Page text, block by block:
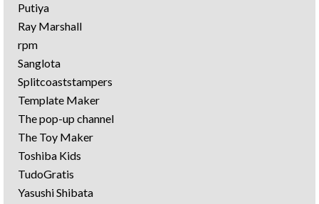
Putiya
Ray Marshall
rpm
Sanglota
Splitcoaststampers
Template Maker
The pop-up channel
The Toy Maker
Toshiba Kids
TudoGratis
Yasushi Shibata